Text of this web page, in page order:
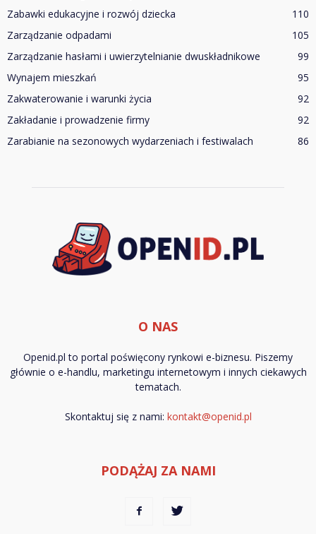
Zabawki edukacyjne i rozwój dziecka
110
Zarządzanie odpadami
105
Zarządzanie hasłami i uwierzytelnianie dwuskładnikowe
99
Wynajem mieszkań
95
Zakwaterowanie i warunki życia
92
Zakładanie i prowadzenie firmy
92
Zarabianie na sezonowych wydarzeniach i festiwalach
86
O NAS
Openid.pl to portal poświęcony rynkowi e-biznesu. Piszemy
głównie o e-handlu, marketingu internetowym i innych ciekawych
tematach.
Skontaktuj się z nami: kontakt@openid.pl
PODĄŻAJ ZA NAMI